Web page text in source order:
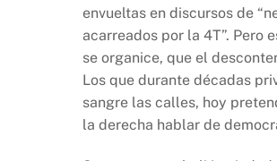
envueltas en discursos de
acarreados por la 4T”. Pero
se organice, que el
Los que durante décadas
sangre las calles, hoy
la derecha hablar de